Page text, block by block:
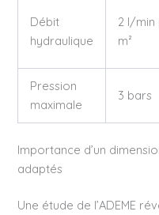
Débit
hydraulique
2 l/min
m²
Pression
maximale
3 bars
Importance d’un
adaptés
Une étude de l’ADEME